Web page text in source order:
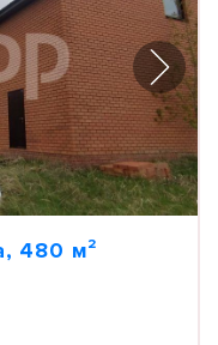
480 м²